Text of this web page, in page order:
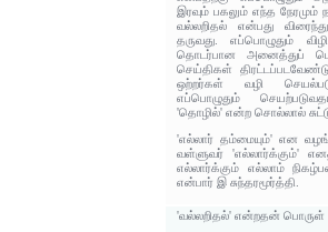
இரவும் பகலும் எந்த
வல்லறிதல் என்பது
தருவது. எப்பொழுதும்
தொடர்பான அனைத்துப்
செய்திகள்
ஒற்றர்கள் வழி
எப்பொழுதும்
'தொழில்' என்ற சொல்லால்
'எல்லார் தம்மையும்' என
வள்ளுவர் 'எல்லார்க்கும்' எனத்
எல்லார்க்கும் எல்லாம்
என்பார் இ சுந்தரமூர்த்தி.
'வல்லறிதல்' என்றதன்